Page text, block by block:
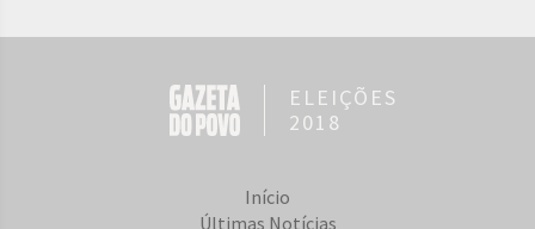
ELEIÇÕES
2018
Início
Últimas Notícias